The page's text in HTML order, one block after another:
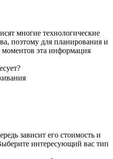
многие технологические
поэтому для планирования и
эта информация
зависит его стоимость и
интересующий вас тип